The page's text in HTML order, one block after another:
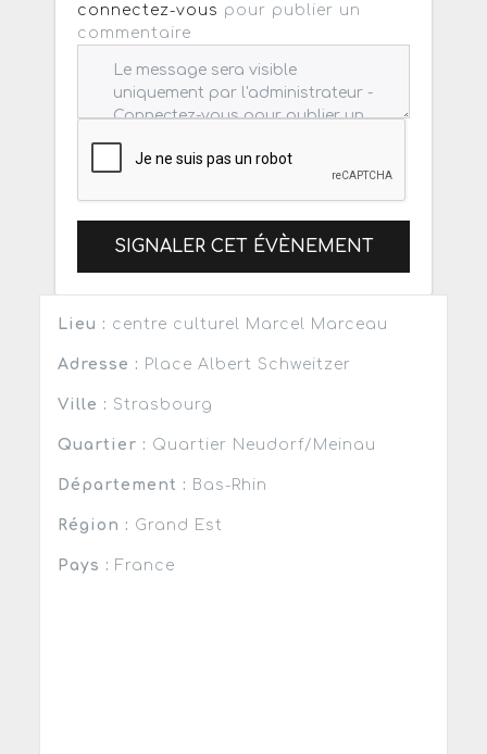
connectez-vous pour publier un
commentaire
SIGNALER CET ÉVÈNEMENT
Lieu : centre culturel Marcel Marceau
Adresse : Place Albert Schweitzer
Ville : Strasbourg
Quartier : Quartier Neudorf/Meinau
Département : Bas-Rhin
Région : Grand Est
Pays : France